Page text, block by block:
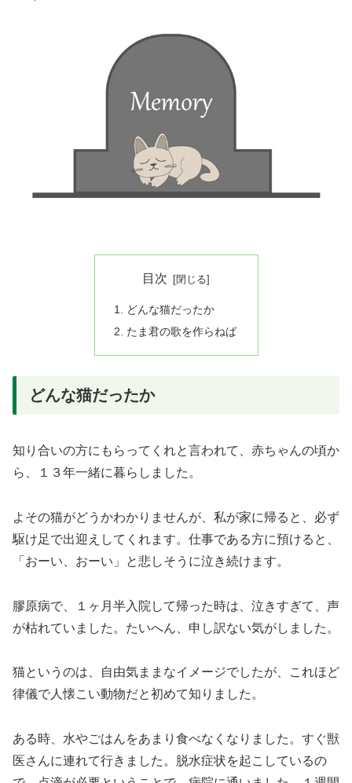
目次
どんな猫だったか
たま君の歌を作らねば
どんな猫だったか
知り合いの方にもらってくれと言われて、赤ちゃんの頃か
ら、１３年一緒に暮らしました。
よその猫がどうかわかりませんが、私が家に帰ると、必ず
駆け足で出迎えしてくれます。仕事である方に預けると、
「おーい、おーい」と悲しそうに泣き続けます。
膠原病で、１ヶ月半入院して帰った時は、泣きすぎて、声
が枯れていました。たいへん、申し訳ない気がしました。
猫というのは、自由気ままなイメージでしたが、これほど
律儀で人懐こい動物だと初めて知りました。
ある時、水やごはんをあまり食べなくなりました。すぐ獣
医さんに連れて行きました。脱水症状を起こしているの